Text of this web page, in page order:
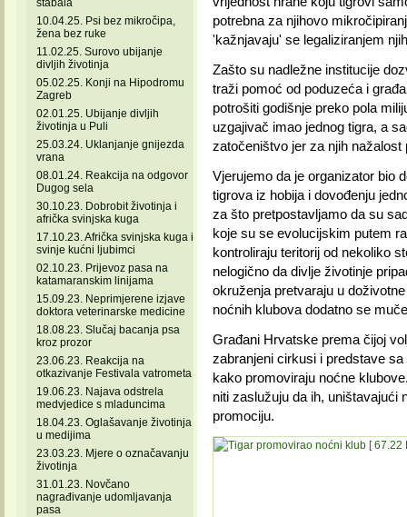
stabala
10.04.25. Psi bez mikročipa,
žena bez ruke
11.02.25. Surovo ubijanje
divljih životinja
05.02.25. Konji na Hipodromu
Zagreb
02.01.25. Ubijanje divljih
životinja u Puli
25.03.24. Uklanjanje gnijezda
vrana
08.01.24. Reakcija na odgovor
Dugog sela
30.10.23. Dobrobit životinja i
afrička svinjska kuga
17.10.23. Afrička svinjska kuga i
svinje kućni ljubimci
02.10.23. Prijevoz pasa na
katamaranskim linijama
15.09.23. Neprimjerene izjave
doktora veterinarske medicine
18.08.23. Slučaj bacanja psa
kroz prozor
23.06.23. Reakcija na
otkazivanje Festivala vatrometa
19.06.23. Najava odstrela
medvjedice s mladuncima
18.04.23. Oglašavanje životinja
u medijima
23.03.23. Mjere o označavanju
životinja
31.01.23. Novčano
nagrađivanje udomljavanja
pasa
potrebna za njihovo
'kažnjavaju' se legaliziranjem
Zašto su nadležne institucije
traži pomoć od poduzeća i
potrošiti godišnje preko pola
uzgajivač imao jednog tigra, a
zatočeništvo jer za njih nažalost
Vjerujemo da je organizator bio
tigrova iz hobija i dovođenju
za što pretpostavljamo da su
koje su se evolucijskim putem
kontroliraju teritorij od nekoliko
nelogično da divlje životinje
okruženja pretvaraju u
noćnih klubova dodatno se
Građani Hrvatske prema čijoj
zabranjeni cirkusi i predstave
kako promoviraju noćne
niti zaslužuju da ih, uništavajući
promociju.